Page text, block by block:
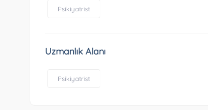
Psikiyatrist
Uzmanlık Alanı
Psikiyatrist